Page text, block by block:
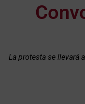
La protesta se llevará